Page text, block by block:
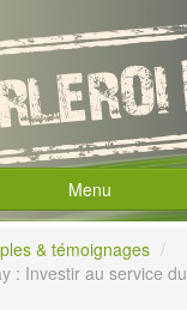
Menu
& témoignages /
: Investir au service